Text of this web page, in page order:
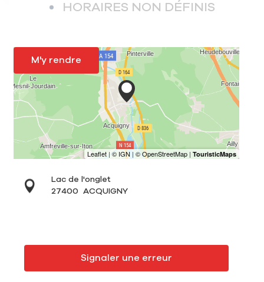
HORAIRES NON DÉFINIS
M'y rendre
Lac de l'onglet
27400
ACQUIGNY
Signaler une erreur